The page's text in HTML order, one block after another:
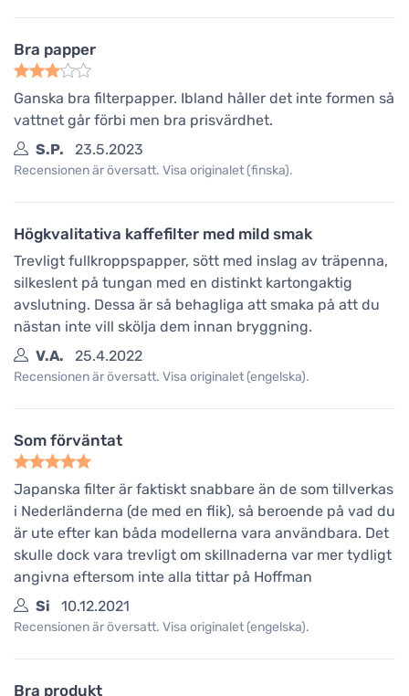
Bra papper
Ganska bra filterpapper. Ibland håller det inte formen så
vattnet går förbi men bra prisvärdhet.
S.P.
23.5.2023
Recensionen är översatt. Visa originalet (finska).
Högkvalitativa kaffefilter med mild smak
Trevligt fullkroppspapper, sött med inslag av träpenna,
silkeslent på tungan med en distinkt kartongaktig
avslutning. Dessa är så behagliga att smaka på att du
nästan inte vill skölja dem innan bryggning.
V.A.
25.4.2022
Recensionen är översatt. Visa originalet (engelska).
Som förväntat
Japanska filter är faktiskt snabbare än de som tillverkas
i Nederländerna (de med en flik), så beroende på vad du
är ute efter kan båda modellerna vara användbara. Det
skulle dock vara trevligt om skillnaderna var mer tydligt
angivna eftersom inte alla tittar på Hoffman
Si
10.12.2021
Recensionen är översatt. Visa originalet (engelska).
Bra produkt